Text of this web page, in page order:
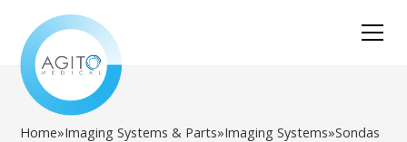
Home»Imaging Systems & Parts»Imaging Systems»Sondas